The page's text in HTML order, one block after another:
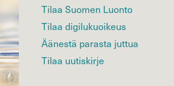
Tilaa Suomen Luonto
Tilaa digilukuoikeus
Äänestä parasta juttua
Tilaa uutiskirje